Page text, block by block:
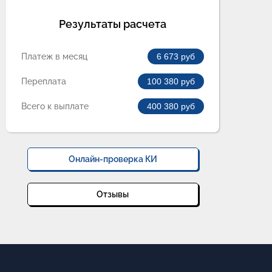
Результаты расчета
Платеж в месяц 6 673 руб
Переплата 100 380 руб
Всего к выплате 400 380 руб
Онлайн-проверка КИ
Отзывы